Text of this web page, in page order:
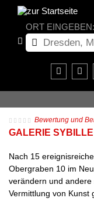
ORT EINGEBEN:
Bewertung und
GALERIE
Nach 15
Obergraben 10 im
verändern und
Vermittlung von Kunst